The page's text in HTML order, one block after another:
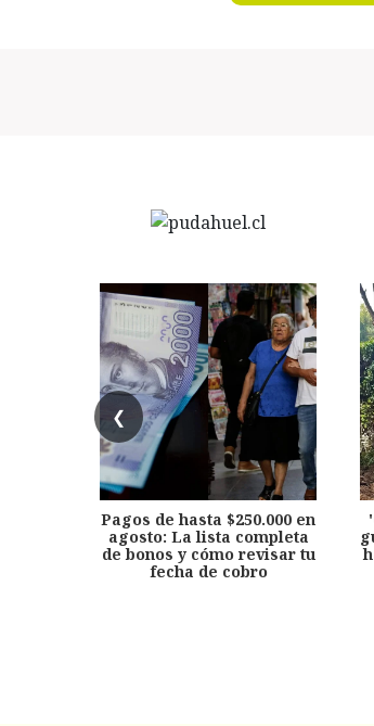
❮
Pagos de hasta $250.000 en
agosto: La lista completa
de bonos y cómo revisar tu
fecha de cobro